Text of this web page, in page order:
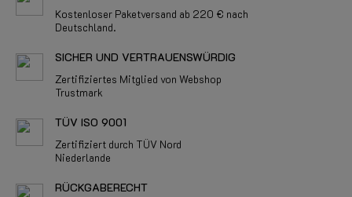
Kostenloser Paketversand ab 220 € nach
Deutschland.
SICHER UND VERTRAUENSWÜRDIG
Zertifiziertes Mitglied von Webshop
Trustmark
TÜV ISO 9001
Zertifiziert durch TÜV Nord
Niederlande
RÜCKGABERECHT